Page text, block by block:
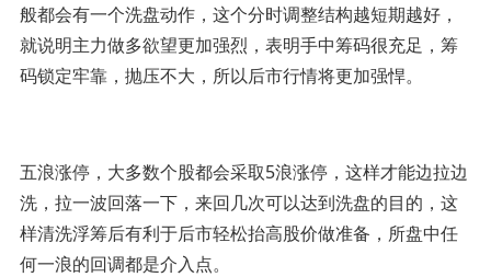
般都会有一个洗盘动作，这个分时调整结构越短期越好，
就说明主力做多欲望更加强烈，表明手中筹码很充足，筹
码锁定牢靠，抛压不大，所以后市行情将更加强悍。
五浪涨停，大多数个股都会采取5浪涨停，这样才能边拉边
洗，拉一波回落一下，来回几次可以达到洗盘的目的，这
样清洗浮筹后有利于后市轻松抬高股价做准备，所盘中任
何一浪的回调都是介入点。